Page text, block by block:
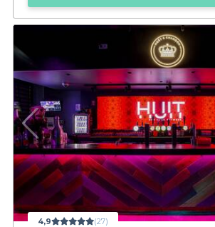
4,9 (27)